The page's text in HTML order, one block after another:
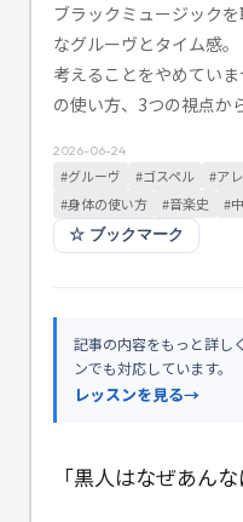
ブラックミュージック
なグルーヴとタイム感
考えることをやめてい
の使い方、3つの視点か
2026-06-24
#グルーヴ #ゴスペル #ア
#身体の使い方 #音楽史 #
☆ ブックマーク
記事の内容をもっと詳し
ンでも対応しています。
レッスンを見る→
「黒人はなぜあん